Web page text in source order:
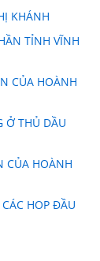
KHÁNH
TỈNH VĨNH
CỦA HOÀNH
Ở THỦ DẦU
CỦA HOÀNH
HOP ĐẦU